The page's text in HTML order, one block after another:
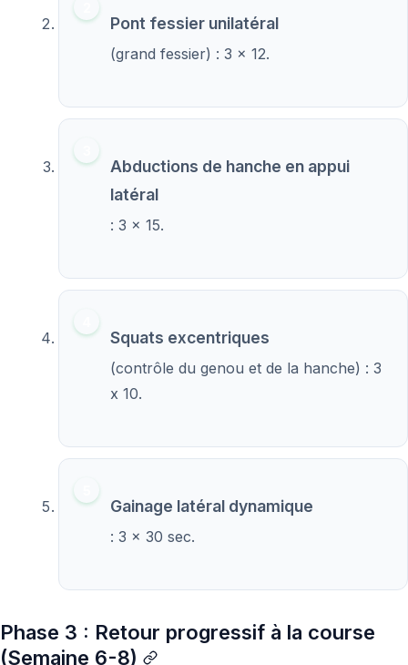
Pont fessier unilatéral
(grand fessier) : 3 x 12.
Abductions de hanche en appui
latéral
: 3 x 15.
Squats excentriques
(contrôle du genou et de la hanche) : 3
x 10.
Gainage latéral dynamique
: 3 x 30 sec.
Phase 3 : Retour progressif à la course
(Semaine 6-8)